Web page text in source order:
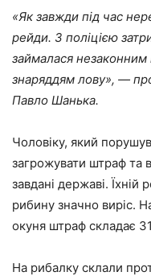
«Як завжди під час
рейди. З поліцією
займалася
знаряддям лову», ―
Павло Шанька.
Чоловіку, який
загрожувати штраф та
завдані державі.
рибину значно виріс.
окуня штраф складає
На рибалку склали